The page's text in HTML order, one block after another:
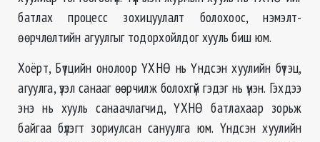
батлах процесс зохицуулалт болохоос, нэмэлт-
өөрчлөлтийн агуулгыг тодорхойлдог хууль биш юм.
Хоёрт, Бүтцийн онолоор ҮХНӨ нь Үндсэн хуулийн бүтэц,
агуулга, үзэл санааг өөрчилж болохгүй гэдэг нь үнэн. Гэхдээ
энэ нь хууль санаачлагчид, ҮХНӨ батлахаар зорьж
байгаа бүлэгт зориулсан сануулга юм. Үндсэн хуулийн